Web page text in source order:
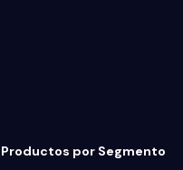
Productos por Segmento